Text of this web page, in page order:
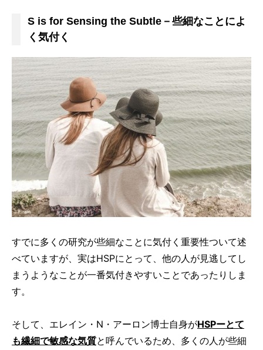
S is for Sensing the Subtle－些細なことによ
く気付く
すでに多くの研究が些細なことに気付く重要性ついて述
べていますが、実はHSPにとって、他の人が見逃してし
まうようなことが一番気付きやすいことであったりしま
す。
そして、エレイン・N・アーロン博士自身がHSPーとて
も繊細で敏感な気質と呼んでいるため、多くの人が些細